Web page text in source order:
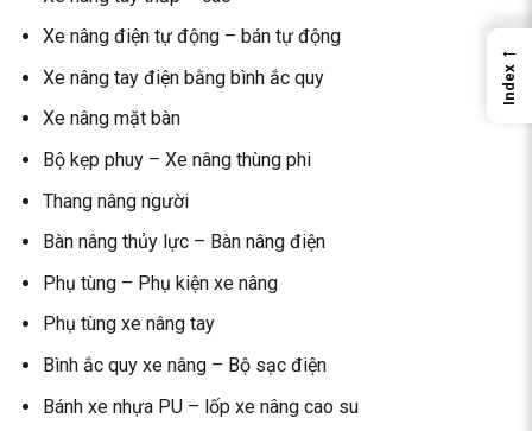
Xe nâng điện tự động – bán tự động
Xe nâng tay điện bằng bình ắc quy
Xe nâng mặt bàn
Bộ kẹp phuy – Xe nâng thùng phi
Thang nâng người
Bàn nâng thủy lực – Bàn nâng điện
Phụ tùng – Phụ kiện xe nâng
Phụ tùng xe nâng tay
Bình ắc quy xe nâng – Bộ sạc điện
Bánh xe nhựa PU – lốp xe nâng cao su
←
Index